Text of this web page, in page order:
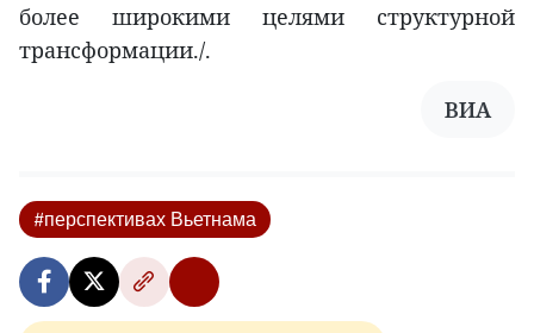
более широкими целями структурной
трансформации./.
ВИА
#перспективах Вьетнама